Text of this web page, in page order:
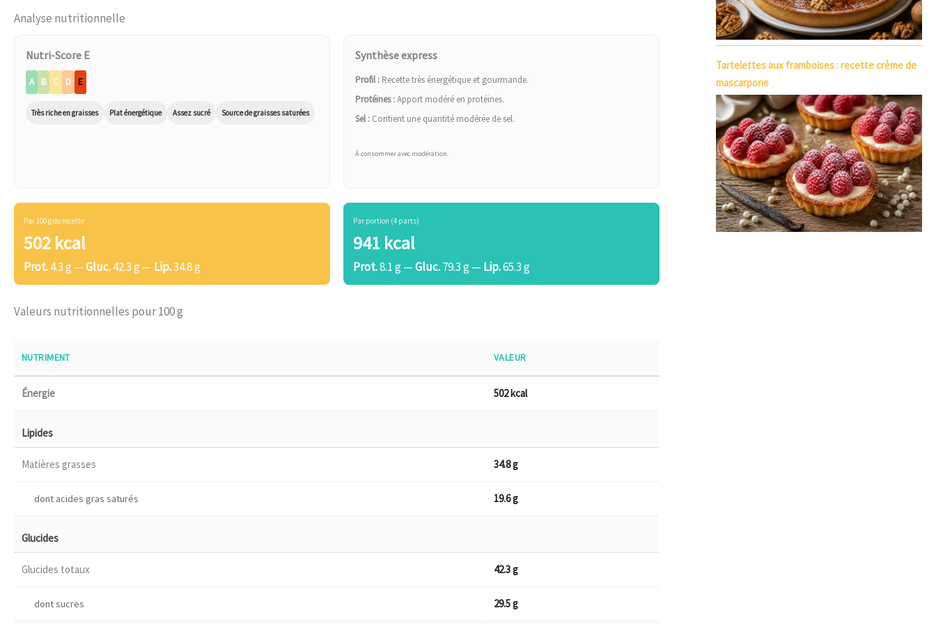
Analyse nutritionnelle
Nutri-Score E
A B C D E
Très riche en graisses Plat énergétique Assez sucré Source de graisses saturées
Synthèse express
Profil :Recette très énergétique et gourmande.
Protéines :Apport modéré en protéines.
Sel :Contient une quantité modérée de sel.
À consommer avec modération.
Par 100 g de recette
502 kcal
Prot.4.3 g —Gluc.42.3 g — Lip.34.8 g
Par portion (4 parts)
941 kcal
Prot.8.1 g —Gluc.79.3 g — Lip.65.3 g
Valeurs nutritionnelles pour 100 g
NUTRIMENT VALEUR
Énergie 502 kcal
Lipides
Matières grasses 34.8 g
dont acides gras saturés 19.6 g
Glucides
Glucides totaux 42.3 g
dont sucres 29.5 g
Tartelettes aux framboises : recette crème de
mascarpone